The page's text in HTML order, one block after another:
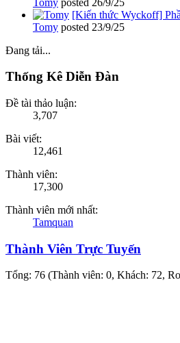
[Kiến thức Wyckoff]
Tomy posted 23/9/25
Đang tải...
Thống Kê Diễn Đàn
Đề tài thảo luận:
3,707
Bài viết:
12,461
Thành viên:
17,300
Thành viên mới nhất:
Tamquan
Thành Viên Trực Tuyến
Tổng: 76 (Thành viên: 0, Khách: 72,